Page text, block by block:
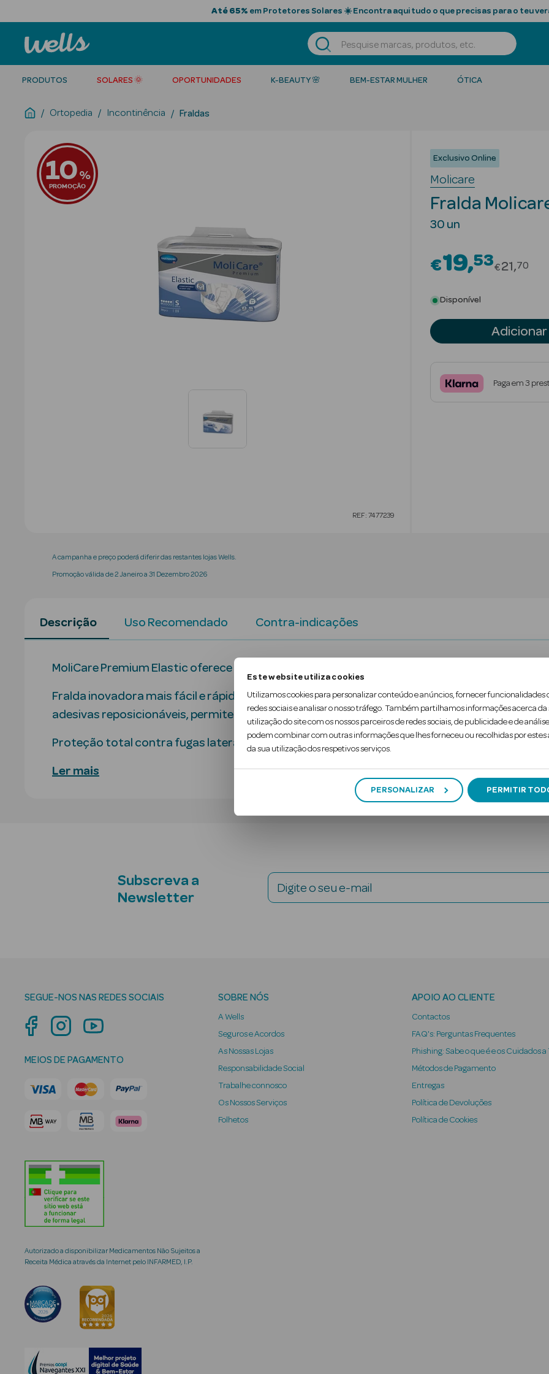
Este website utiliza cookies
Utilizamos cookies para personalizar conteúdo e anúncios, fornecer funcionalidades
redes sociais e analisar o nosso tráfego. Também partilhamos informações acerca da
utilização do site com os nossos parceiros de redes sociais, de publicidade e de
podem combinar com outras informações que lhes forneceu ou recolhidas por estes
da sua utilização dos respetivos serviços.
PERSONALIZAR PERMITIR
Até 65% em Protetores Solares ☀️ Encontra aqui tudo o que precisas para o teu
PRODUTOS SOLARES 🌞 OPORTUNIDADES K-BEAUTY 🌸 BEM-ESTAR MULHER ÓTICA
Ortopedia Incontinência Fraldas
10%
PROMOÇÃO
REF: 7477239
Exclusivo Online
Molicare
Fralda
30 un
€19 53Price
€21 70
Disponível
Adicionar
Paga em 3
A campanha e preço poderá diferir das restantes lojas Wells.
Promoção válida de 2 Janeiro a 31 Dezembro 2026
Descrição Uso Recomendado Contra-indicações
MoliCare Premium Elastic oferece ótimo ajuste, adaptando-se a todas as formas e
Fralda inovadora mais fácil e rápida de aplicar. Ergonómica. A combinação das abas
adesivas reposicionáveis, permite uma utilização simples e segura.
Proteção total contra fugas laterais devido às aba…
Ler mais
Subscreva a
Newsletter
Digite o seu e-mail
SEGUE-NOS NAS REDES SOCIAIS
MEIOS DE PAGAMENTO
Autorizado a disponibilizar Medicamentos Não Sujeitos a
Receita Médica através da Internet pelo INFARMED, I.P.
SOBRE NÓS
A Wells
Seguros e Acordos
As Nossas Lojas
Responsabilidade Social
Trabalhe connosco
Os Nossos Serviços
Folhetos
APOIO AO CLIENTE
Contactos
FAQ's: Perguntas Frequentes
Phishing: Sabe o que é e os Cuidados a
Métodos de Pagamento
Entregas
Política de Devoluções
Política de Cookies